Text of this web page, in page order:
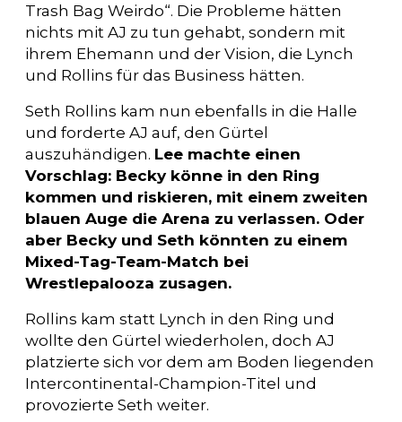
Trash Bag Weirdo“. Die Probleme hätten
nichts mit AJ zu tun gehabt, sondern mit
ihrem Ehemann und der Vision, die Lynch
und Rollins für das Business hätten.
Seth Rollins kam nun ebenfalls in die Halle
und forderte AJ auf, den Gürtel
auszuhändigen. Lee machte einen
Vorschlag: Becky könne in den Ring
kommen und riskieren, mit einem zweiten
blauen Auge die Arena zu verlassen. Oder
aber Becky und Seth könnten zu einem
Mixed-Tag-Team-Match bei
Wrestlepalooza zusagen.
Rollins kam statt Lynch in den Ring und
wollte den Gürtel wiederholen, doch AJ
platzierte sich vor dem am Boden liegenden
Intercontinental-Champion-Titel und
provozierte Seth weiter.